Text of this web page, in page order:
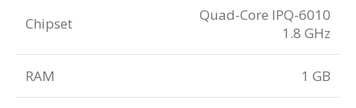
Chipset
Quad-Core IPQ-6010
1.8 GHz
RAM 1 GB